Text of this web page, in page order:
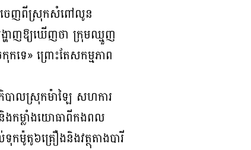
ចេញពីស្រុកសំពៅលូន
ហាញឱ្យឃើញថា ក្រុមឈ្មួញ
ទេ» ព្រោះតែសកម្មភាព
ភិបាលស្រុកម៉ាឡៃ សហការ
ងកម្លាំងយោធាពីកងពល
កម៉ូតូ៦គ្រឿងនិងវត្ថុតាងបារី